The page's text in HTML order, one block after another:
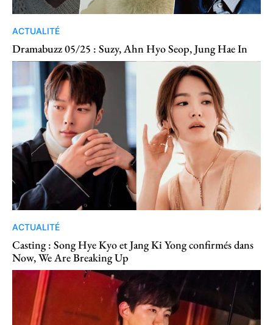
ACTUALITÉ
Dramabuzz 05/25 : Suzy, Ahn Hyo Seop, Jung Hae In
ACTUALITÉ
Casting : Song Hye Kyo et Jang Ki Yong confirmés dans
Now, We Are Breaking Up